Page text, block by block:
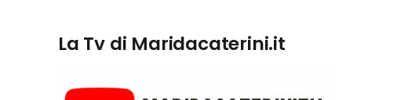
La Tv di Maridacaterini.it